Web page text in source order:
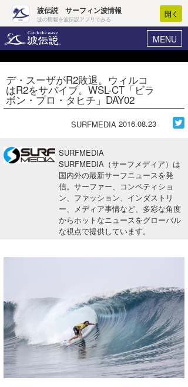
波伝説 サーフィン波情報
波の情報を波伝説アプリでみる
開く
MENU
ヘルプ マイホーム
ログイン
WAVE HUNTER波予想ツール
サーフィンエリアガイド
デ・スーザがR2敗退。ウィルコ
はR2をサバイブ。WSL-CT「ビラ
ボン・プロ・タヒチ」DAY02
SURFMEDIA 2016.08.23
SURFMEDIA
SURFMEDIA（サーフメディア）は
国内外の最新サーフニュースを発
信。サーファー、コンペティショ
ン、ファッション、インダストリ
ー、メディア事情など、多彩な角度
からホットなニュースをグローバル
な視点で提供しています。
Core Surf Japan
コンテスト
ファッション/グッズ
アート＆エンタメ
ショップ情報
千葉北
千葉南
大阪
その他
ルール＆How to
VOTE!